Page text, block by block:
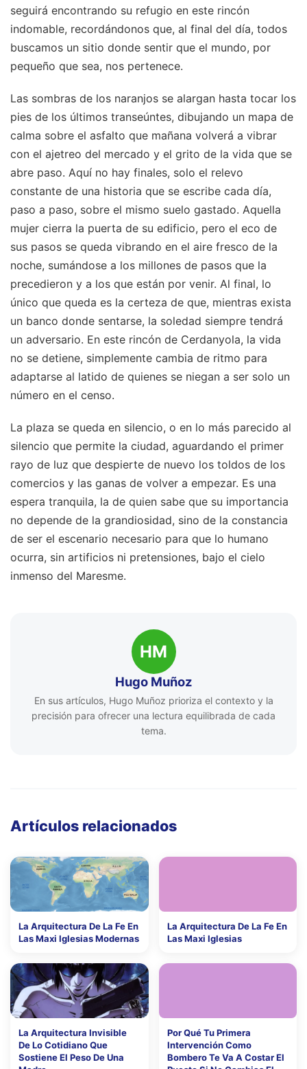
seguirá encontrando su refugio en este rincón
indomable, recordándonos que, al final del día, todos
buscamos un sitio donde sentir que el mundo, por
pequeño que sea, nos pertenece.
Las sombras de los naranjos se alargan hasta tocar los
pies de los últimos transeúntes, dibujando un mapa de
calma sobre el asfalto que mañana volverá a vibrar
con el ajetreo del mercado y el grito de la vida que se
abre paso. Aquí no hay finales, solo el relevo
constante de una historia que se escribe cada día,
paso a paso, sobre el mismo suelo gastado. Aquella
mujer cierra la puerta de su edificio, pero el eco de
sus pasos se queda vibrando en el aire fresco de la
noche, sumándose a los millones de pasos que la
precedieron y a los que están por venir. Al final, lo
único que queda es la certeza de que, mientras exista
un banco donde sentarse, la soledad siempre tendrá
un adversario. En este rincón de Cerdanyola, la vida
no se detiene, simplemente cambia de ritmo para
adaptarse al latido de quienes se niegan a ser solo un
número en el censo.
La plaza se queda en silencio, o en lo más parecido al
silencio que permite la ciudad, aguardando el primer
rayo de luz que despierte de nuevo los toldos de los
comercios y las ganas de volver a empezar. Es una
espera tranquila, la de quien sabe que su importancia
no depende de la grandiosidad, sino de la constancia
de ser el escenario necesario para que lo humano
ocurra, sin artificios ni pretensiones, bajo el cielo
inmenso del Maresme.
HM
Hugo Muñoz
En sus artículos, Hugo Muñoz prioriza el contexto y la
precisión para ofrecer una lectura equilibrada de cada
tema.
Artículos relacionados
La Arquitectura De La Fe En
Las Maxi Iglesias Modernas
La Arquitectura De La Fe En
Las Maxi Iglesias
La Arquitectura Invisible
De Lo Cotidiano Que
Sostiene El Peso De Una
Por Qué Tu Primera
Intervención Como
Bombero Te Va A Costar El